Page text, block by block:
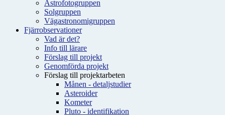
Astrofotogruppen
Solgruppen
Vägastronomigruppen
Fjärrobservationer
Vad är det?
Info till lärare
Förslag till projekt
Genomförda projekt
Förslag till projektarbeten
Månen - detaljstudier
Asteroider
Kometer
Pluto - identifikation